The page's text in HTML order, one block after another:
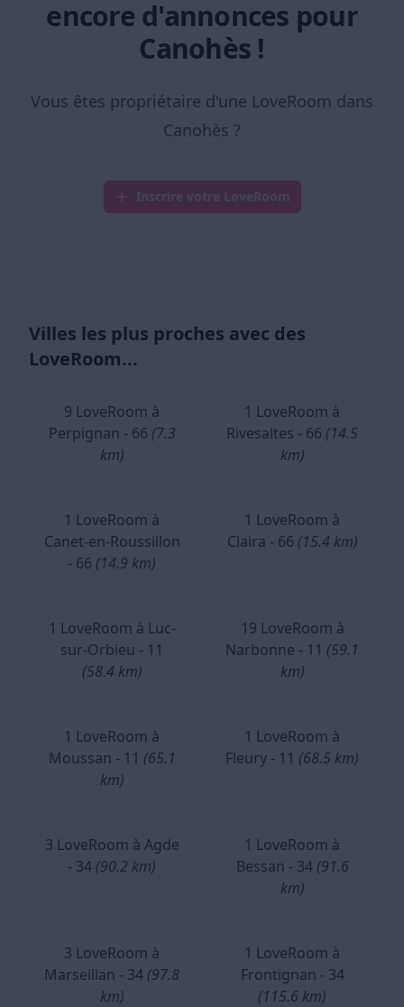
encore d'annonces pour
Canohès !
Vous êtes propriétaire d'une LoveRoom dans
Canohès ?
Inscrire votre LoveRoom
Villes les plus proches avec des
LoveRoom...
9 LoveRoom à
Perpignan - 66 (7.3
km)
1 LoveRoom à
Rivesaltes - 66 (14.5
km)
1 LoveRoom à
Canet-en-Roussillon
- 66 (14.9 km)
1 LoveRoom à
Claira - 66 (15.4 km)
1 LoveRoom à Luc-
sur-Orbieu - 11
(58.4 km)
19 LoveRoom à
Narbonne - 11 (59.1
km)
1 LoveRoom à
Moussan - 11 (65.1
km)
1 LoveRoom à
Fleury - 11 (68.5 km)
3 LoveRoom à Agde
- 34 (90.2 km)
1 LoveRoom à
Bessan - 34 (91.6
km)
3 LoveRoom à
Marseillan - 34 (97.8
km)
1 LoveRoom à
Frontignan - 34
(115.6 km)